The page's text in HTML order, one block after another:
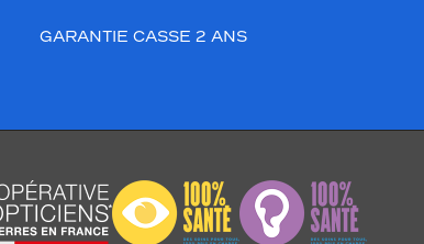
GARANTIE CASSE 2 ANS